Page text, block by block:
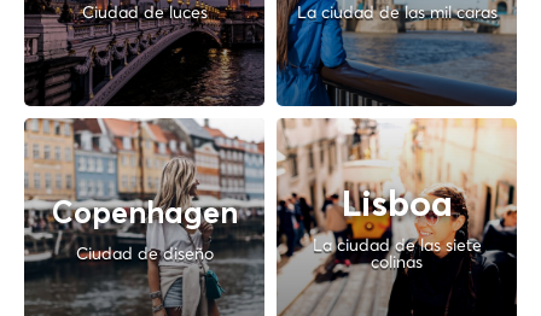
Ciudad de luces La ciudad de las mil caras
Copenhagen
Ciudad de diseño
Lisboa
La ciudad de las siete
colinas